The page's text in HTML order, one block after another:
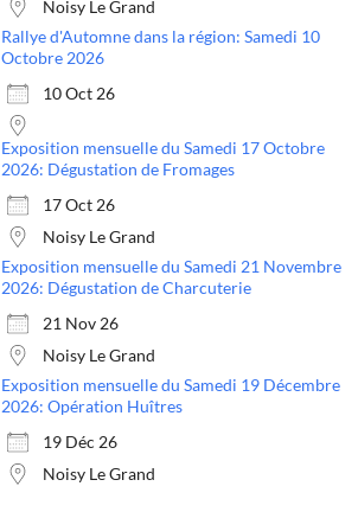
Noisy Le Grand
Rallye d'Automne dans la région: Samedi 10
Octobre 2026
10 Oct 26
Exposition mensuelle du Samedi 17 Octobre
2026: Dégustation de Fromages
17 Oct 26
Noisy Le Grand
Exposition mensuelle du Samedi 21 Novembre
2026: Dégustation de Charcuterie
21 Nov 26
Noisy Le Grand
Exposition mensuelle du Samedi 19 Décembre
2026: Opération Huîtres
19 Déc 26
Noisy Le Grand